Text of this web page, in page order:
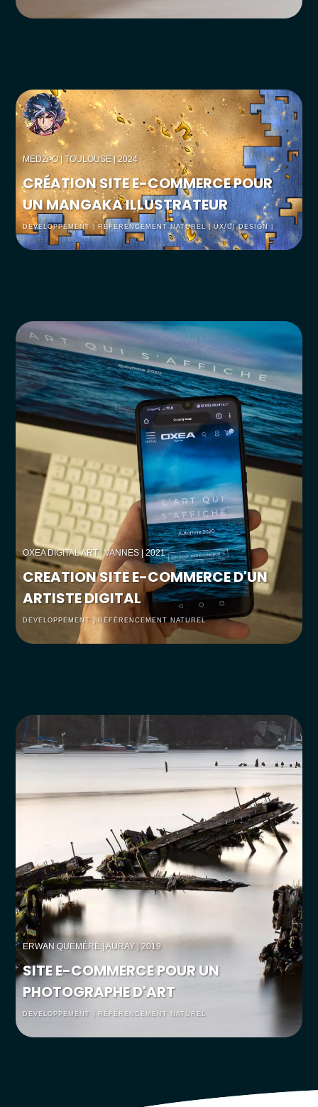
MEDZI-O| TOULOUSE | 2024
CRÉATION SITE E-COMMERCE POUR
UN MANGAKA ILLUSTRATEUR
DEVELOPPEMENT | RÉFÉRENCEMENT NATUREL | UX/UI DESIGN |
WEBDESGIN
OXEA DIGITAL ART| VANNES | 2021
CREATION SITE E-COMMERCE D'UN
ARTISTE DIGITAL
DEVELOPPEMENT | RÉFÉRENCEMENT NATUREL
ERWAN QUEMÉRÉ | AURAY | 2019
SITE E-COMMERCE POUR UN
PHOTOGRAPHE D'ART
DEVELOPPEMENT | RÉFÉRENCEMENT NATUREL